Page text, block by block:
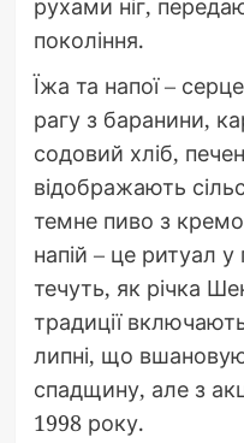
рухами ніг,
покоління.
Їжа та напої –
рагу з баранини,
содовий хліб,
відображають
темне пиво з
напій – це ритуал
течуть, як річка
традиції
липні, що
спадщину, але з
1998 року.